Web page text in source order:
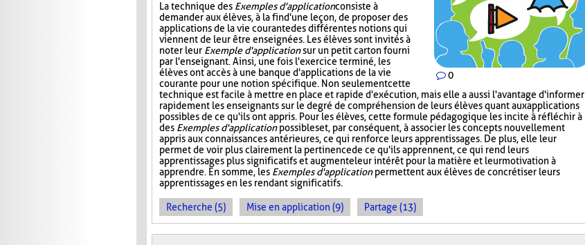
0
La technique des Exemples d'applicationconsiste à
demander aux élèves, à la fin d'une leçon, de proposer des
applications de la vie courante des différentes notions qui
viennent de leur être enseignées. Les élèves sont invités à
noter leur Exemple d'applicationsur un petit carton fourni
par l'enseignant. Ainsi, une fois l'exercice terminé, les
élèves ont accès à une banque d'applications de la vie
courante pour une notion spécifique. Non seulement cette
technique est facile à mettre en place et rapide d'exécution, mais elle a aussi l'avantage d'informer
rapidement les enseignants sur le degré de compréhension de leurs élèves quant aux applications
possibles de ce qu'ils ont appris. Pour les élèves, cette formule pédagogique les incite à réfléchir à
des Exemples d'applicationpossibles et, par conséquent, à associer les concepts nouvellement
appris aux connaissances antérieures, ce qui renforce leurs apprentissages. De plus, elle leur
permet de voir plus clairement la pertinence de ce qu'ils apprennent, ce qui rend leurs
apprentissages plus significatifs et augmente leur intérêt pour la matière et leur motivation à
apprendre. En somme, les Exemples d'applicationpermettent aux élèves de concrétiser leurs
apprentissages en les rendant significatifs.
Recherche (5) Mise en application (9) Partage (13)